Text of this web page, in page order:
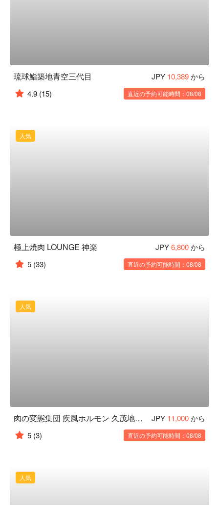
琉球鮨築地青空三代目 JPY 10,389から
4.9 (15) 直近の予約可能時間：08/08
人気
極上焼肉 LOUNGE 神楽 JPY6,800から
5 (33) 直近の予約可能時間：08/08
人気
肉の変態集団 疾風ホルモン 久茂地本店 JPY 11,000から
5 (3) 直近の予約可能時間：08/08
人気